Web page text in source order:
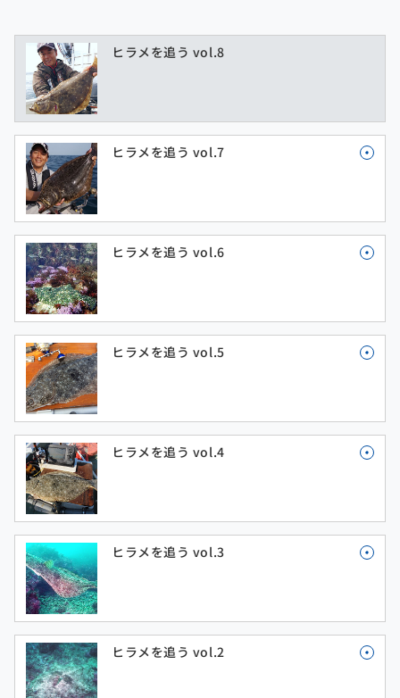
ヒラメを追う vol.8
ヒラメを追う vol.7
ヒラメを追う vol.6
ヒラメを追う vol.5
ヒラメを追う vol.4
ヒラメを追う vol.3
ヒラメを追う vol.2